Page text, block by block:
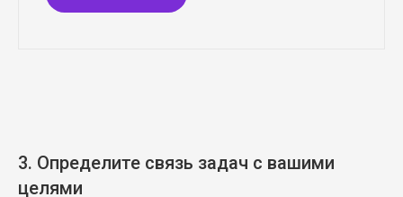
3. Определите связь задач с вашими
целями